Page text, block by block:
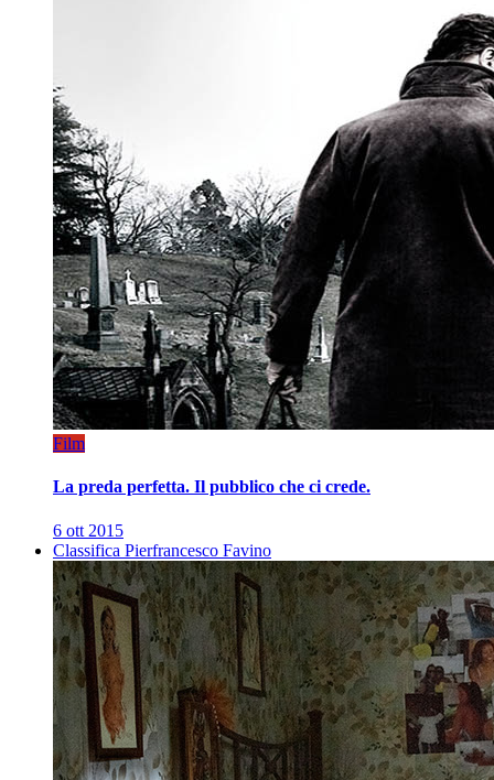
Film
La preda perfetta. Il pubblico che ci crede.
6 ott 2015
Classifica Pierfrancesco Favino